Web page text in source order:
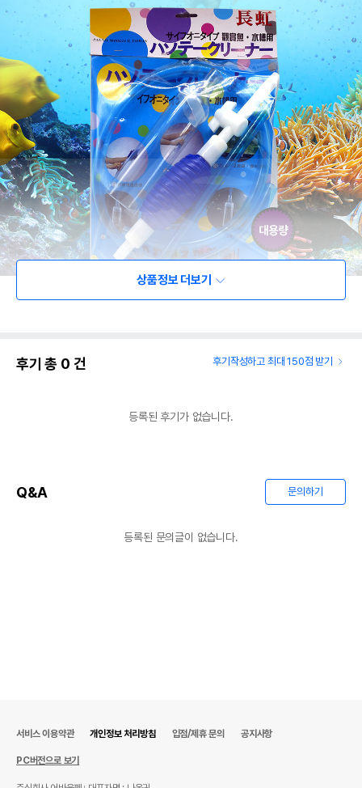
상품정보 더보기
후기 총 0 건 후기작성하고 최대 150점 받기
등록된 후기가 없습니다.
Q&A 문의하기
등록된 문의글이 없습니다.
서비스 이용약관 개인정보 처리방침 입점/제휴 문의 공지사항
PC버전으로 보기